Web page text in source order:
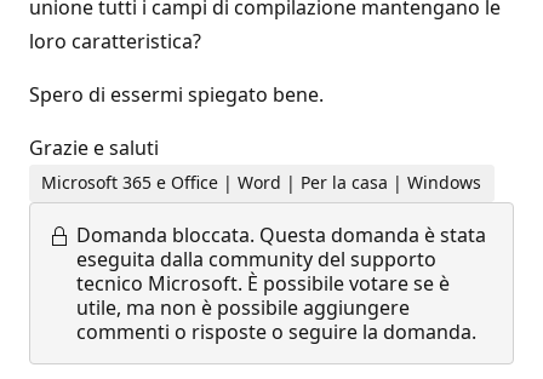
unione tutti i campi di compilazione mantengano le
loro caratteristica?
Spero di essermi spiegato bene.
Grazie e saluti
Microsoft 365 e Office | Word | Per la casa | Windows
Domanda bloccata. Questa domanda è stata
eseguita dalla community del supporto
tecnico Microsoft. È possibile votare se è
utile, ma non è possibile aggiungere
commenti o risposte o seguire la domanda.